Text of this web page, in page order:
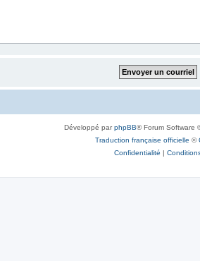
Développé parphpBB® Forum Software
Traduction française officielle ©
Confidentialité |